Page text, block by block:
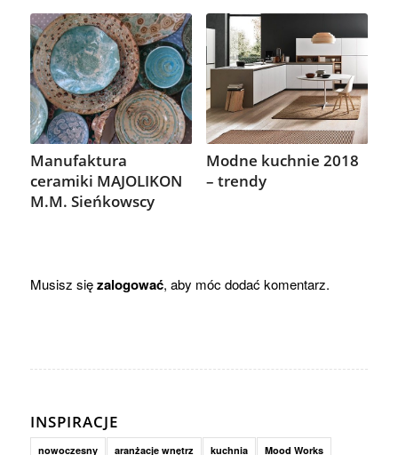
Manufaktura
ceramiki MAJOLIKON
M.M. Sieńkowscy
Modne kuchnie 2018
– trendy
Musisz sięzalogować, aby móc dodać komentarz.
INSPIRACJE
nowoczesny aranżacje wnętrz kuchnia Mood Works